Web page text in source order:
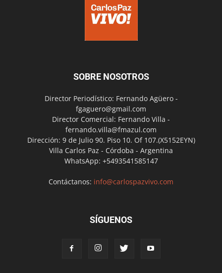
SOBRE NOSOTROS
Director Periodístico: Fernando Agüero -
fgaguero@gmail.com
Director Comercial: Fernando Villa -
fernando.villa@fmazul.com
Dirección: 9 de Julio 90. Piso 10. Of 107.(X5152EYN)
Villa Carlos Paz - Córdoba - Argentina
WhatsApp: +5493541585147
Contáctanos: info@carlospazvivo.com
SÍGUENOS